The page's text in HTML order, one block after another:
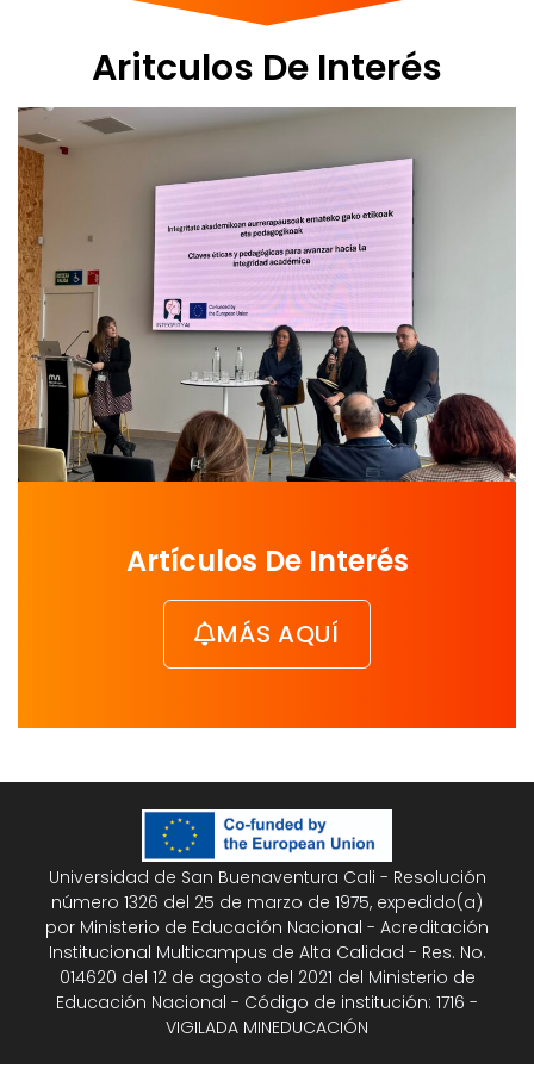
Aritculos De Interés
Artículos De Interés
MÁS AQUÍ
Universidad de San Buenaventura Cali - Resolución
número 1326 del 25 de marzo de 1975, expedido(a)
por Ministerio de Educación Nacional - Acreditación
Institucional Multicampus de Alta Calidad - Res. No.
014620 del 12 de agosto del 2021 del Ministerio de
Educación Nacional - Código de institución: 1716 -
VIGILADA MINEDUCACIÓN